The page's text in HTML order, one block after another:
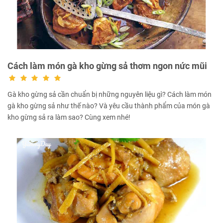
Cách làm món gà kho gừng sả thơm ngon nức mũi
Gà kho gừng sả cần chuẩn bị những nguyên liệu gì? Cách làm món
gà kho gừng sả như thế nào? Và yêu cầu thành phẩm của món gà
kho gừng sả ra làm sao? Cùng xem nhé!